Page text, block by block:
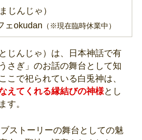
じんじゃ）
ェokudan （※現在臨時休業中）
じんじゃ）は、日本神話で有
さぎ」のお話の舞台として知
こで祀られている白兎神は、
えてくれる縁結びの神様とし
す。
ストーリーの舞台としての魅